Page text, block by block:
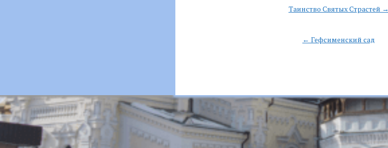
Таинство Святых Страстей →
← Гефсименский сад